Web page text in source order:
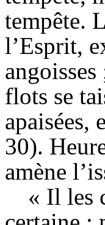
tempête.
l’Esprit,
flots se
apaisées,
30).
amène
« Il les